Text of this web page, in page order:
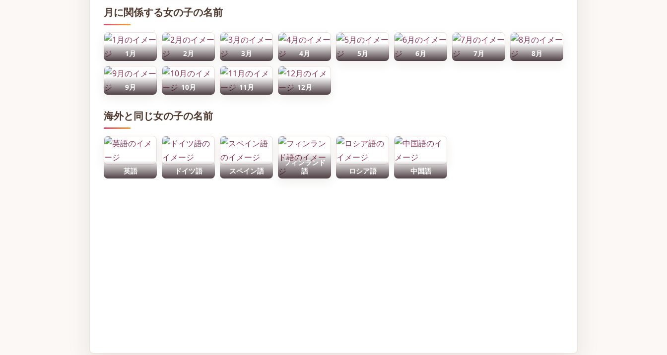
月に関係する女の子の名前
1月 2月 3月 4月 5月 6月 7月 8月
9月 10月 11月 12月
海外と同じ女の子の名前
英語 ドイツ語 スペイン語
フィンランド
語
ロシア語 中国語